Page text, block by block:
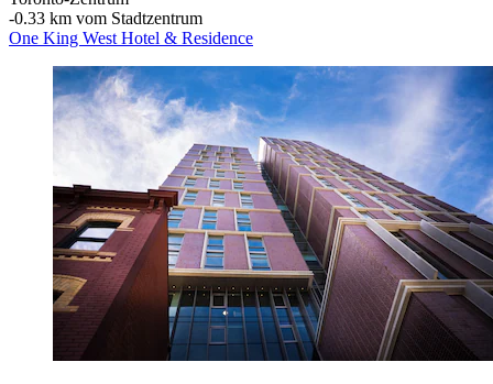
‐0.33 km vom Stadtzentrum
One King West Hotel & Residence